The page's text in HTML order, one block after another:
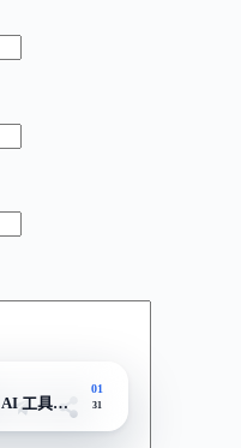
工具差在哪
01
31